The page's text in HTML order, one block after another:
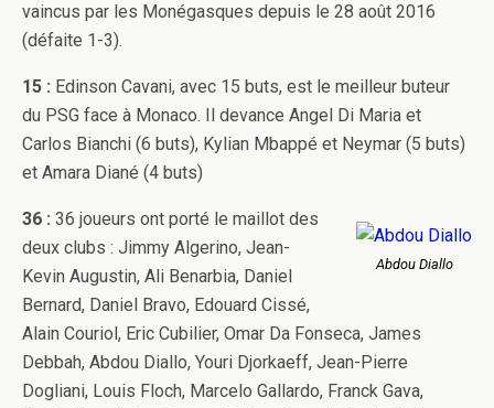
vaincus par les Monégasques depuis le 28 août 2016
(défaite 1-3).
15 : Edinson Cavani, avec 15 buts, est le meilleur buteur
du PSG face à Monaco. Il devance Angel Di Maria et
Carlos Bianchi (6 buts), Kylian Mbappé et Neymar (5 buts)
et Amara Diané (4 buts)
Abdou Diallo
36 : 36 joueurs ont porté le maillot des
deux clubs : Jimmy Algerino, Jean-
Kevin Augustin, Ali Benarbia, Daniel
Bernard, Daniel Bravo, Edouard Cissé,
Alain Couriol, Eric Cubilier, Omar Da Fonseca, James
Debbah, Abdou Diallo, Youri Djorkaeff, Jean-Pierre
Dogliani, Louis Floch, Marcelo Gallardo, Franck Gava,